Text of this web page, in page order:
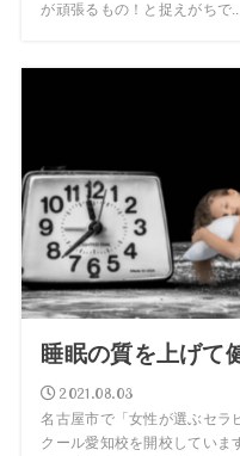
が頑張るもの！と捉えがちで...
睡眠の質を上げて
2021.08.03
名古屋市で「女性が選ぶセ
クール愛知校を開校していま